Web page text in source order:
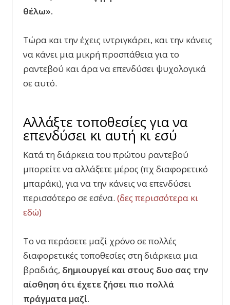
θέλω».
Τώρα και την έχεις ιντριγκάρει, και την κάνεις
να κάνει μια μικρή προσπάθεια για το
ραντεβού και άρα να επενδύσει ψυχολογικά
σε αυτό.
Αλλάξτε τοποθεσίες για να
επενδύσει κι αυτή κι εσύ
Κατά τη διάρκεια του πρώτου ραντεβού
μπορείτε να αλλάξετε μέρος (πχ διαφορετικό
μπαράκι), για να την κάνεις να επενδύσει
περισσότερο σε εσένα. (δες περισσότερα κι
εδώ)
Το να περάσετε μαζί χρόνο σε πολλές
διαφορετικές τοποθεσίες στη διάρκεια μια
βραδιάς, δημιουργεί και στους δυο σας την
αίσθηση ότι έχετε ζήσει πιο πολλά
πράγματα μαζί.